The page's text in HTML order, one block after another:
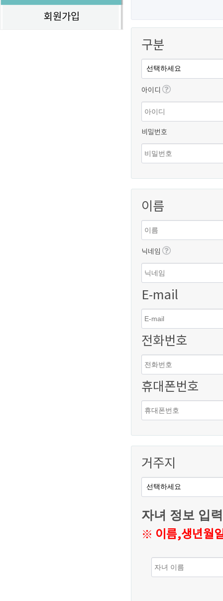
회원가입
제 2조(정의)
본 약관에서 사
1. "이용자"란 경
경기도북부육아
한다.
2. "이용자"이라
홈페이지 이용
는 자를 말한다.
3. "아이사랑놀
용하는 곳을 말
4. 탈퇴(해지):이
제 3조(약관
1. 본약관은 이
생할 경우 변경
2. 아이사랑놀이
명시하여 현행
자 전일까지 공
3. 이용자가 변경
을 해지할 수 있
비스를 이용할
제 4조(서비
1. 이용자로 가입
요청하는 제반
2. 이용자 가입
증(실명확인) 조
제 5조(이용
1. 가입 시 이용
따라 이용자정
2. 홈페이지 이
환불되지 않는
구분
아이디
비밀번호
이름
닉네임
E-mail
전화번호
휴대폰번호
거주지
자녀 정보 입
※ 이름,생년월